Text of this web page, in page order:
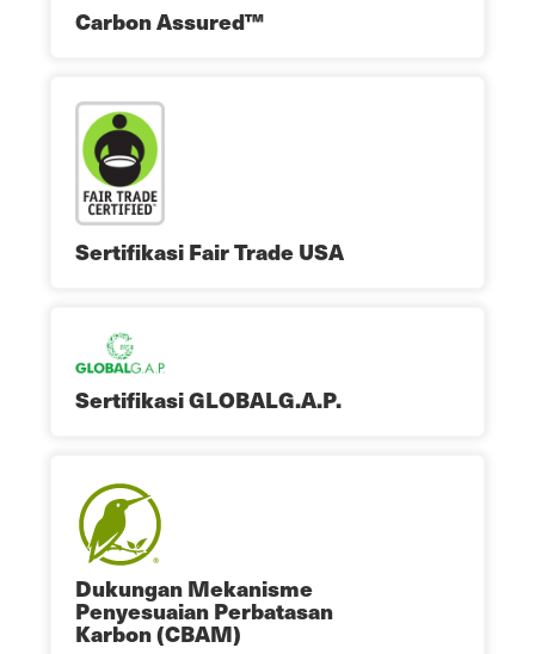
Carbon Assured™
Sertifikasi Fair Trade USA
Sertifikasi GLOBALG.A.P.
Dukungan Mekanisme
Penyesuaian Perbatasan
Karbon (CBAM)